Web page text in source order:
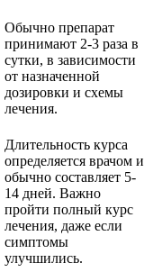
Обычно препарат
принимают 2-3 раза в
сутки, в зависимости
от назначенной
дозировки и схемы
лечения.
Длительность курса
определяется врачом и
обычно составляет 5-
14 дней. Важно
пройти полный курс
лечения, даже если
симптомы
улучшились.